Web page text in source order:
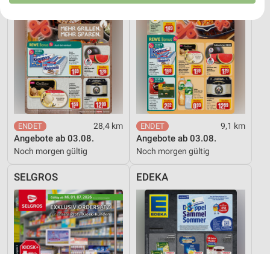
28,4 km
Angebote ab 03.08.
Noch morgen gültig
9,1 km
Angebote ab 03.08.
Noch morgen gültig
SELGROS EDEKA
Website/App.
Partnerliste anzeigen (1 IAB-Anbieter)
Wir nutzen Ihre Daten für folgende Zwecke:
IAB-Verarbeitungszwecke:
Speichern von oder Zugriff auf Informationen
auf einem Endgerät
Verwendung reduzierter Daten zur Auswahl von
Werbeanzeigen
Erstellung von Profilen für personalisierte
Verwendung von Profilen zur Auswahl
personalisierter Werbung
Erstellung von Profilen zur Personalisierung
von Inhalten